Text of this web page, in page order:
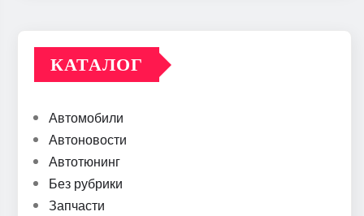
КАТАЛОГ
Автомобили
Автоновости
Автотюнинг
Без рубрики
Запчасти